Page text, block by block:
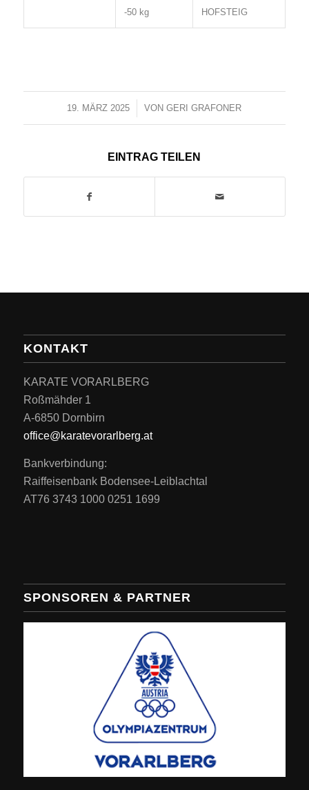
-50 kg
HOFSTEIG
19. MÄRZ 2025
/ VONGERI GRAFONER
EINTRAG TEILEN
KONTAKT
KARATE VORARLBERG
Roßmähder 1
A-6850 Dornbirn
office@karatevorarlberg.at
Bankverbindung:
Raiffeisenbank Bodensee-Leiblachtal
AT76 3743 1000 0251 1699
SPONSOREN & PARTNER